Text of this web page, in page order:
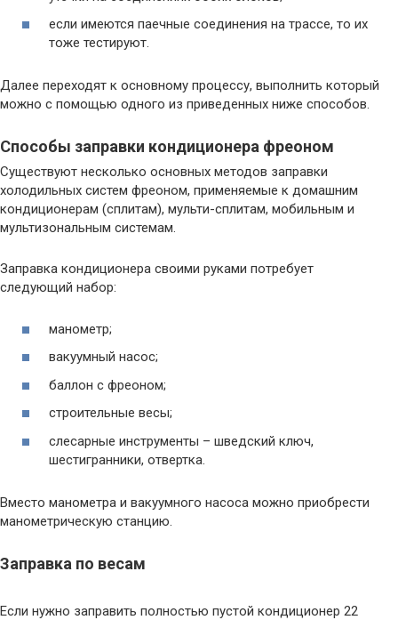
если имеются паечные соединения на трассе, то их
тоже тестируют.
Далее переходят к основному процессу, выполнить который
можно с помощью одного из приведенных ниже способов.
Способы заправки кондиционера фреоном
Существуют несколько основных методов заправки
холодильных систем фреоном, применяемые к домашним
кондиционерам (сплитам), мульти-сплитам, мобильным и
мультизональным системам.
Заправка кондиционера своими руками потребует
следующий набор:
манометр;
вакуумный насос;
баллон с фреоном;
строительные весы;
слесарные инструменты – шведский ключ,
шестигранники, отвертка.
Вместо манометра и вакуумного насоса можно приобрести
манометрическую станцию.
Заправка по весам
Если нужно заправить полностью пустой кондиционер 22